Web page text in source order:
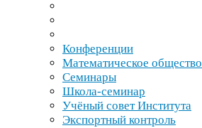
Конференции
Математическое общество
Семинары
Школа-​семинар
Учёный совет Института
Экспортный контроль